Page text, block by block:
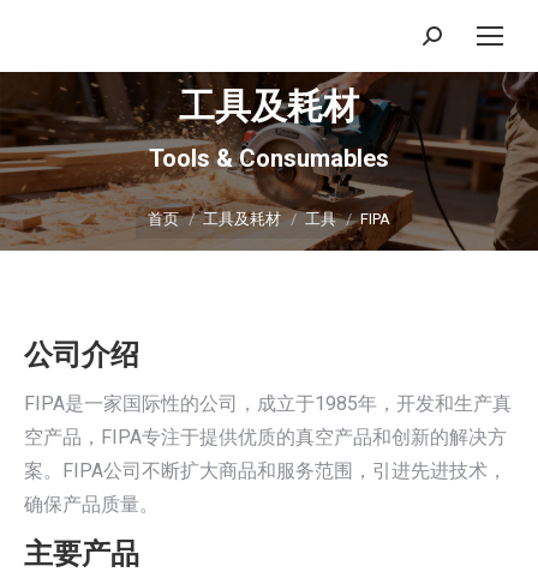
搜
索：
工具及耗材
Tools & Consumables
你在这里：
首页 工具及耗材 工具 FIPA
公司介绍
FIPA是一家国际性的公司，成立于1985年，开发和生产真
空产品，FIPA专注于提供优质的真空产品和创新的解决方
案。FIPA公司不断扩大商品和服务范围，引进先进技术，
确保产品质量。
主要产品